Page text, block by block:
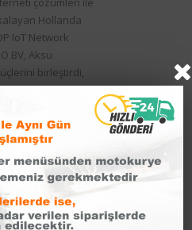
Hollanda
IoT Network
BV, Aksu
birleştirdi,
bundan sonra
markası ile yola